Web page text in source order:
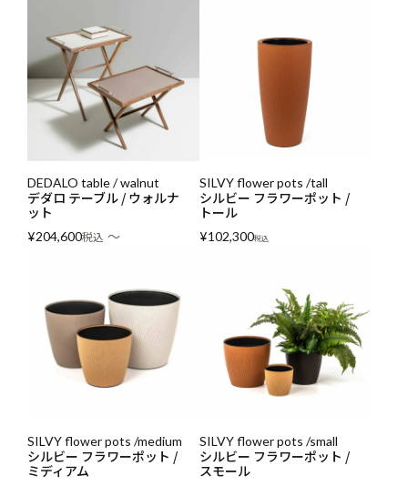
DEDALO table / walnut
デダロ テーブル / ウォルナ
ット
¥204,600税込 〜
SILVY flower pots /tall
シルビー フラワーポット /
トール
¥102,300税込
SILVY flower pots /medium
シルビー フラワーポット /
ミディアム
SILVY flower pots /small
シルビー フラワーポット /
スモール